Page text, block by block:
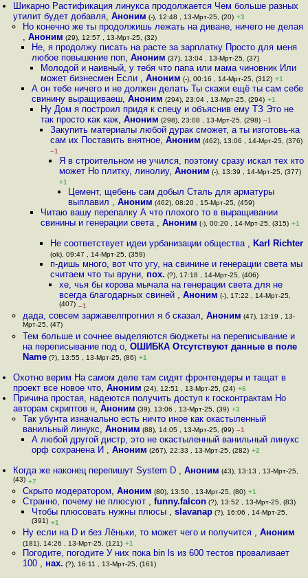
Шикарно Растификация линукса продолжается Чем больше разных
утилит будет добавля,Аноним (-), 12:48 , 13-Мрт-25, (20) +3
Но конечно же ты продолжишь лежать на диване, ничего не делая
, Аноним (29), 12:57 , 13-Мрт-25, (32)
Не, я продолжу писать на расте за зарплатку Просто для меня
любое повышение поп, Аноним (37), 13:04 , 13-Мрт-25, (37)
Молодой и наивный, у тебя что папа или мама чиновник Или
может бизнесмен Если ,Аноним (-), 00:16 , 14-Мрт-25, (312) +1
А он тебе ничего и не должен делать Ты скажи ещё ты сам себе
свинину выращиваеш, Аноним (294), 23:04 , 13-Мрт-25, (294) +1
Ну Дом я построил придя к спецу и объяснив ему ТЗ Это не
так просто как каж,Аноним (298), 23:08 , 13-Мрт-25, (298) –1
Закупить материалы любой дурак сможет, а ты изготовь-ка
сам их Поставить внятное, Аноним (462), 13:06 , 14-Мрт-25, (376)
–1
Я в строительном не учился, поэтому сразу искал тех кто
может Но плитку, линолиу, Аноним (-), 13:39 , 14-Мрт-25, (377)
+1
Цемент, щебень сам добыл Сталь для арматуры
выплавил ,Аноним (462), 08:20 , 15-Мрт-25, (459)
Читаю вашу перепалку А что плохого то в выращивании
свинины и генерации света ,Аноним (-), 00:20 , 14-Мрт-25, (315) +1
Не соответствует идеи урбанизации общества , Karl Richter
(ok), 09:47 , 14-Мрт-25, (359)
п-дишь много, вот что угу, на свинине и генерации света мы
считаем что ты вруни, пох. (?), 17:18 , 14-Мрт-25, (406)
хе, чья бы корова мычала на генерации света для не
всегда благодарных свиней , Аноним (-), 17:22 , 14-Мрт-25,
(407) –1
дада, совсем заржавелпрогнил я б сказал, Аноним (47), 13:19 , 13-
Мрт-25, (47)
Тем больше и сочнее выделяются бюджеты на переписывание и
на переписывание под о, ОШИБКА Отсутствуют данные в поле
Name(?), 13:55 , 13-Мрт-25, (86) +1
Охотно верим На самом деле там сидят фронтендеры и тащат в
проект все новое что,Аноним (24), 12:51 , 13-Мрт-25, (24) +6
Причина простая, надеются получить доступ к госконтрактам Но
авторам скриптов н,Аноним (39), 13:06 , 13-Мрт-25, (39) +3
Так убунта изначально есть ничто иное как окастыленный
ванильный линукс, Аноним (88), 14:05 , 13-Мрт-25, (99) –1
А любой другой дистр, это не окастыленный ванильный линукс
орф сохранена И , Аноним (267), 22:33 , 13-Мрт-25, (282) +2
Когда же наконец перепишут System D ,Аноним (43), 13:13 , 13-Мрт-25,
(43) +7
Скрыто модератором, Аноним (80), 13:50 , 13-Мрт-25, (80) +1
Странно, почему не плюсуют , funny.falcon(?), 13:52 , 13-Мрт-25, (83)
Чтобы плюсовать нужны плюсы , slavanap(?), 16:06 , 14-Мрт-25,
(391) +1
Ну еcли на D и без Лёньки, то может чего и получится , Аноним
(181), 14:26 , 13-Мрт-25, (121) +1
Погодите, погодите У них пока bin ls из 600 тестов проваливает
100 , нах. (?), 16:11 , 13-Мрт-25, (161)